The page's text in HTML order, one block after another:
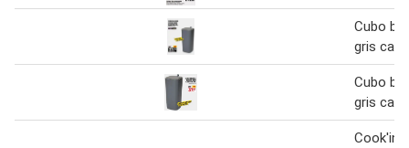
Cubo
gris
Cubo
gris
Cook'in